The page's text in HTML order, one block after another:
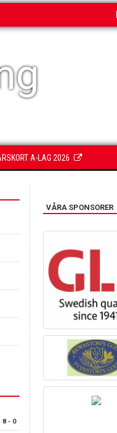
A-LAG 2026
8 - 0
VÅRA SPONSORER